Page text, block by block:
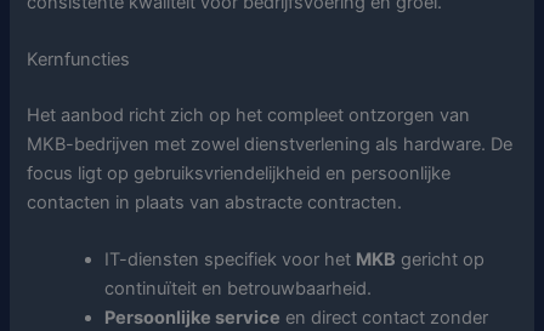
Kernfuncties
Het aanbod richt zich op het compleet ontzorgen van
MKB-bedrijven met zowel dienstverlening als hardware. De
focus ligt op gebruiksvriendelijkheid en persoonlijke
contacten in plaats van abstracte contracten.
IT-diensten specifiek voor het MKB gericht op
continuïteit en betrouwbaarheid.
Persoonlijke service en direct contact zonder